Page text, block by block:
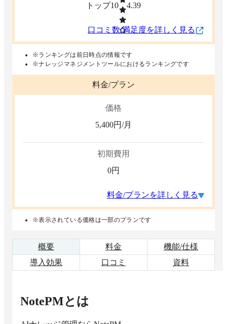
トップ10
4.39
口コミ数/満足度を詳しく見る
※ランキングは前日時点の情報です
※ナレッジマネジメントツールにおけるランキングです
料金/プラン
価格
5,400円/月
初期費用
0円
料金/プランを詳しく見る
※表示されている価格は一部のプランです
概要 料金
機能/仕様
導入効果
口コミ 資料
NotePMとは